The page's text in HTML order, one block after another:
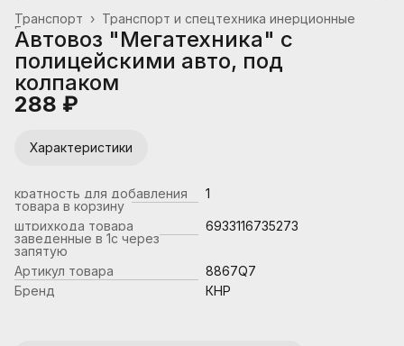
Транспорт и спецтехника инерционные
Транспорт ›
Главная
Автовоз "Мегатехника" с
полицейскими авто, под
колпаком
288 ₽
Характеристики
кратность для добавления
товара в корзину
1
штрихкода товара
заведенные в 1с через
запятую
6933116735273
Артикул товара
8867Q7
Бренд
КНР